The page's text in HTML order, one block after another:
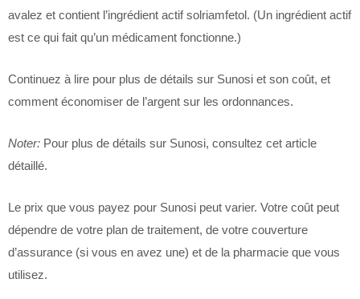
avalez et contient l’ingrédient actif solriamfetol. (Un ingrédient actif
est ce qui fait qu’un médicament fonctionne.)
Continuez à lire pour plus de détails sur Sunosi et son coût, et
comment économiser de l’argent sur les ordonnances.
Noter: Pour plus de détails sur Sunosi, consultez cet article
détaillé.
Le prix que vous payez pour Sunosi peut varier. Votre coût peut
dépendre de votre plan de traitement, de votre couverture
d’assurance (si vous en avez une) et de la pharmacie que vous
utilisez.